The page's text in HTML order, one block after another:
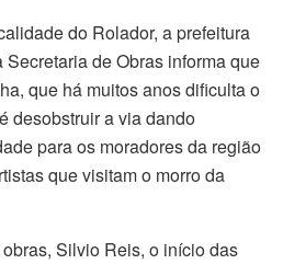
do Rolador, a prefeitura
de Obras informa que
que há muitos anos dificulta o
desobstruir a via dando
para os moradores da região
que visitam o morro da
Silvio Reis, o início das